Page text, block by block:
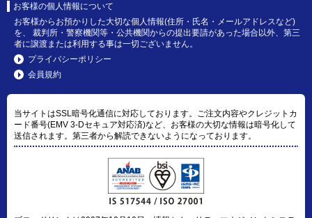
お客様の個人情報について
お客様からお預かりした大切な個人情報(住所・氏名・メールアドレスなど)
を、 裁判所・警察機関等・公共機関からの提出要請があった場合以外、第三
者に譲渡または利用する事は一切ございません。
プライバシーポリシー
会員規約
当サイトはSSL暗号化通信に対応しております。ご注文内容やクレジットカ
ード番号(EMV 3-Dセキュア対応済)など、お客様の大切な情報は暗号化して
送信されます。第三者から解読できないようになっております。